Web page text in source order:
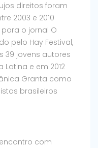
direitos foram
2003 e 2010
o jornal O
pelo Hay Festival,
39 jovens autores
e em 2012
Granta como
brasileiros
com